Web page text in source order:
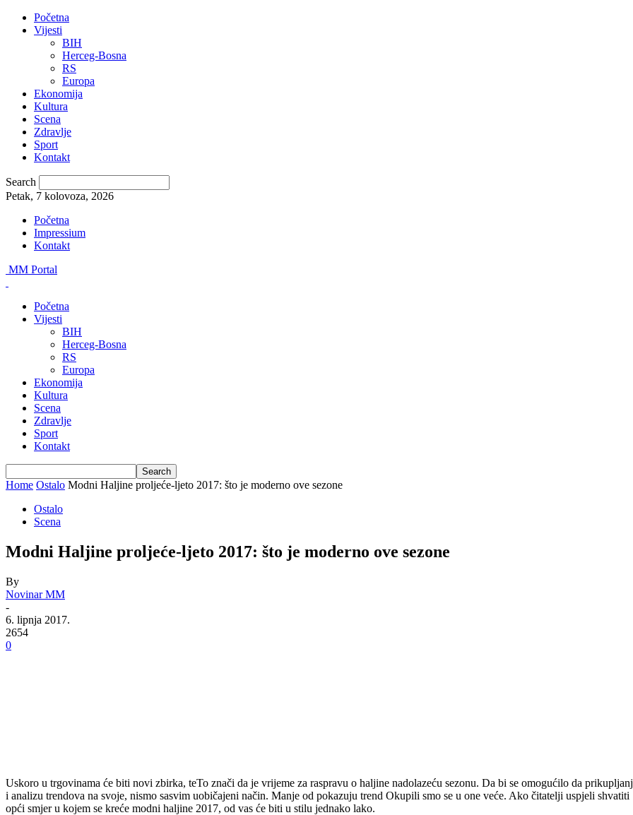
Početna
Vijesti
BIH
Herceg-Bosna
RS
Europa
Ekonomija
Kultura
Scena
Zdravlje
Sport
Kontakt
Search
Petak, 7 kolovoza, 2026
Početna
Impressium
Kontakt
MM Portal
Početna
Vijesti
BIH
Herceg-Bosna
RS
Europa
Ekonomija
Kultura
Scena
Zdravlje
Sport
Kontakt
Home Ostalo Modni Haljine proljeće-ljeto 2017: što je moderno ove sezone
Ostalo
Scena
Modni Haljine proljeće-ljeto 2017: što je moderno ove sezone
By
Novinar MM
-
6. lipnja 2017.
2654
0
Uskoro u trgovinama će biti novi zbirka, teTo znači da je vrijeme za raspravu o haljine nadolazeću sezonu. Da bi se omogućilo da
i analizu trendova na svoje, nismo sasvim uobičajeni način. Manje od pokazuju trend Okupili smo se u one veće. Ako čitatelji uspjeli shvatiti
opći smjer u kojem se kreće modni haljine 2017, od vas će biti u stilu jednako lako.